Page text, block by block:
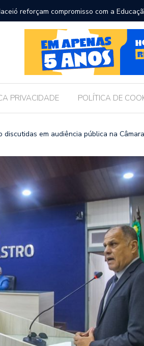
receber os filhos no Dia dos Pais
PRIVACIDADE POLÍTICA DE
em audiência pública na Câmara